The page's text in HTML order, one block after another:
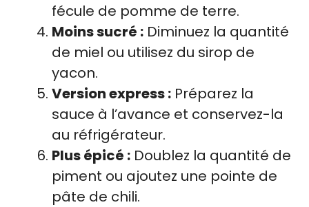
fécule de pomme de terre.
Moins sucré : Diminuez la quantité
de miel ou utilisez du sirop de
yacon.
Version express : Préparez la
sauce à l’avance et conservez-la
au réfrigérateur.
Plus épicé : Doublez la quantité de
piment ou ajoutez une pointe de
pâte de chili.